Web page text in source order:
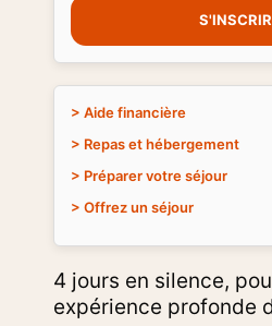
4 jours en silence,
expérience profonde
> Aide financière
> Repas et hébergement
> Préparer votre séjour
> Offrez un séjour